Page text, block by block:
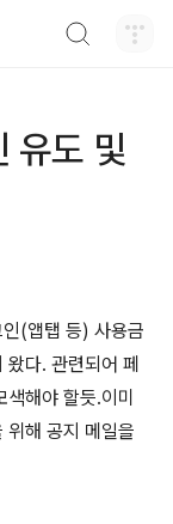
유도 및
(앱탭 등) 사용금
다. 관련되어 페
해야 할듯.이미
위해 공지 메일을